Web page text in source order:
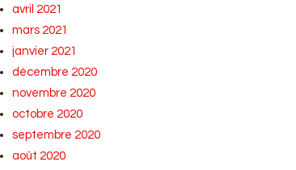
avril 2021
mars 2021
janvier 2021
décembre 2020
novembre 2020
octobre 2020
septembre 2020
août 2020